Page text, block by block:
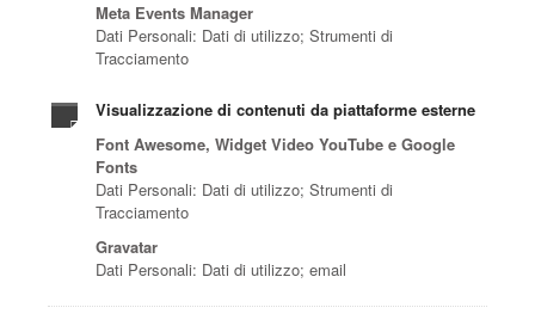
Meta Events Manager
Dati Personali: Dati di utilizzo; Strumenti di
Tracciamento
Visualizzazione di contenuti da piattaforme esterne
Font Awesome, Widget Video YouTube e Google
Fonts
Dati Personali: Dati di utilizzo; Strumenti di
Tracciamento
Gravatar
Dati Personali: Dati di utilizzo; email